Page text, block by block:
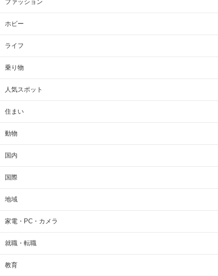
ファッション
ホビー
ライフ
乗り物
人気スポット
住まい
動物
国内
国際
地域
家電・PC・カメラ
就職・転職
教育